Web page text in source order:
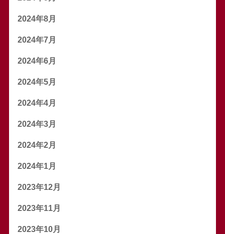
2024年8月
2024年7月
2024年6月
2024年5月
2024年4月
2024年3月
2024年2月
2024年1月
2023年12月
2023年11月
2023年10月